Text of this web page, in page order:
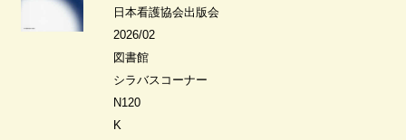
日本看護協会出版会
2026/02
図書館
シラバスコーナー
N120
K